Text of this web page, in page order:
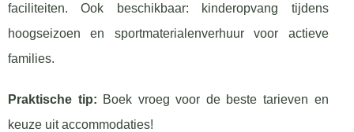
faciliteiten. Ook beschikbaar: kinderopvang tijdens
hoogseizoen en sportmaterialenverhuur voor actieve
families.
Praktische tip: Boek vroeg voor de beste tarieven en
keuze uit accommodaties!